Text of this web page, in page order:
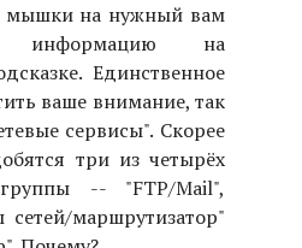
мышки на нужный вам
информацию на
Единственное
ваше внимание, так
сервисы". Скорее
три из четырёх
-- "FTP/Mail",
маршрутизатор"